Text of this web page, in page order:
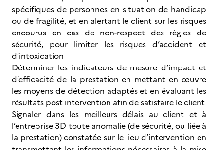
spécifiques de personnes en situation de handicap
ou de fragilité, et en alertant le client sur les risques
encourus en cas de non-respect des règles de
sécurité, pour limiter les risques d’accident et
d’intoxication
Déterminer les indicateurs de mesure d’impact et
d’efficacité de la prestation en mettant en œuvre
les moyens de détection adaptés et en évaluant les
résultats post intervention afin de satisfaire le client
Signaler dans les meilleurs délais au client et à
l’entreprise 3D toute anomalie (de sécurité, ou liée à
la prestation) constatée sur le lieu d’intervention en